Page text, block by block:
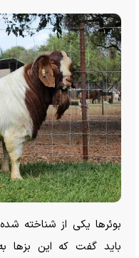
بوئر‌ها یکی از شناخته
باید گفت که این بز‌ها